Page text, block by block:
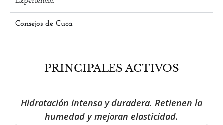
Consejos de Cuca
PRINCIPALES ACTIVOS
Hidratación intensa y duradera. Retienen la
humedad y mejoran elasticidad.